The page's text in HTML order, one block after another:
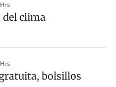
clima
bolsillos